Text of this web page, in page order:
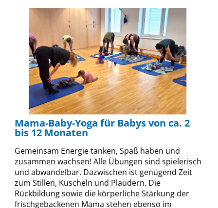
Mama-Baby-Yoga für Babys von ca. 2
bis 12 Monaten
Gemeinsam Energie tanken, Spaß haben und
zusammen wachsen! Alle Übungen sind spielerisch
und abwandelbar. Dazwischen ist genügend Zeit
zum Stillen, Kuscheln und Plaudern. Die
Rückbildung sowie die körperliche Stärkung der
frischgebackenen Mama stehen ebenso im